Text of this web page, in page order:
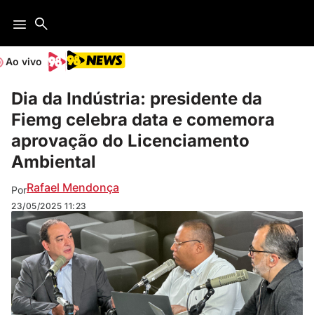
Ao vivo
Dia da Indústria: presidente da
Fiemg celebra data e comemora
aprovação do Licenciamento
Ambiental
PorRafael Mendonça
23/05/2025 11:23